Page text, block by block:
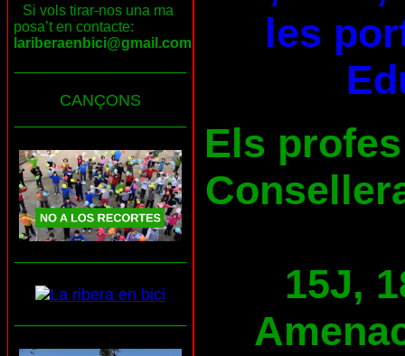
Si vols tirar-nos una ma
posa’t en contacte:
lariberaenbici@gmail.com
CANÇONS
les
Els
15J,